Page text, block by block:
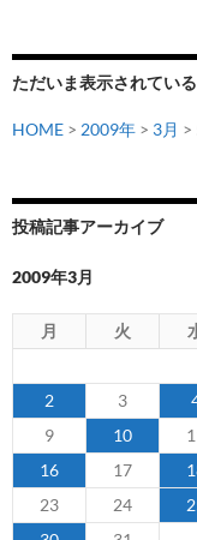
ただいま表示されてい
HOME > 2009年 > 3月 >
投稿記事アーカイブ
2009年3月
月 火
2
3
9
10
16
17
23
24